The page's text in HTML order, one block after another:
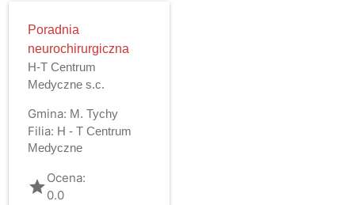
Poradnia
neurochirurgiczna
H-T Centrum
Medyczne s.c.
Gmina: M. Tychy
Filia: H - T Centrum
Medyczne
gradeOcena:
0.0